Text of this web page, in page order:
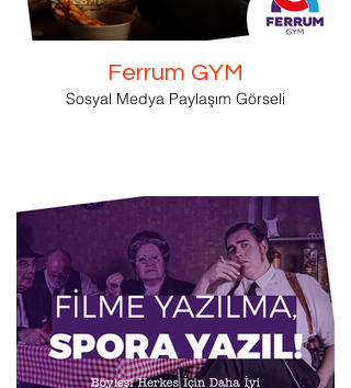
Ferrum GYM
Sosyal Medya Paylaşım Görseli